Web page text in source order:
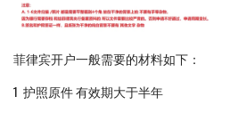
菲律宾开户一般需要的材料如下：
1 护照原件 有效期大于半年